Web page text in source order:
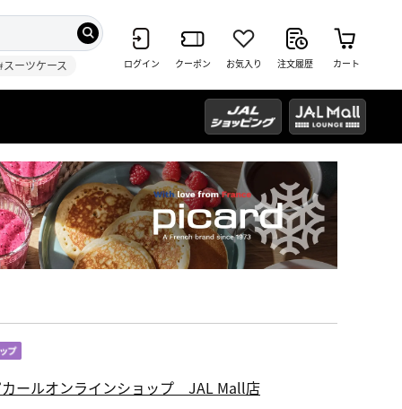
スーツケース ログイン クーポン お気入り 注文履歴 カート
ールオンラインショップ JAL Mall店